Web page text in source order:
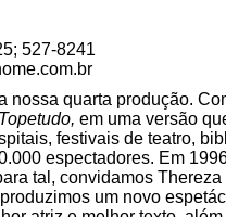
527-8241
nossa quarta produção.
em uma versão
festivais de teatro,
espectadores. Em
tal, convidamos
um novo